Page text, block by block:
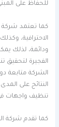
للحفاظ على
كما تعتمد
الاحترافية،
ودائمة، لذلك
الفجيرة لتحقيق
الشركة متابعة
النتائج على
تنظيف واجهات
كما تقدم شركة